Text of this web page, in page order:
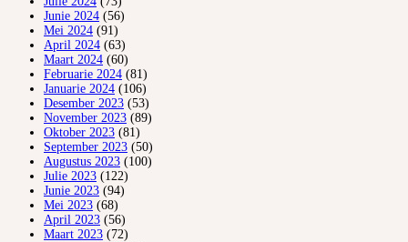
Junie 2024 (56)
Mei 2024 (91)
April 2024 (63)
Maart 2024 (60)
Februarie 2024 (81)
Januarie 2024 (106)
Desember 2023 (53)
November 2023 (89)
Oktober 2023 (81)
September 2023 (50)
Augustus 2023 (100)
Julie 2023 (122)
Junie 2023 (94)
Mei 2023 (68)
April 2023 (56)
Maart 2023 (72)